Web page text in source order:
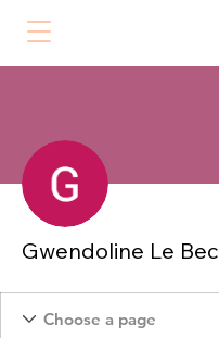
Gwendoline Le Bec